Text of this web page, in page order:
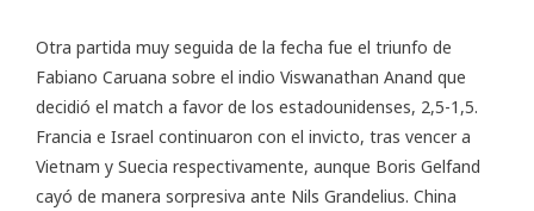
Otra partida muy seguida de la fecha fue el triunfo de
Fabiano Caruana sobre el indio Viswanathan Anand que
decidió el match a favor de los estadounidenses, 2,5-1,5.
Francia e Israel continuaron con el invicto, tras vencer a
Vietnam y Suecia respectivamente, aunque Boris Gelfand
cayó de manera sorpresiva ante Nils Grandelius. China